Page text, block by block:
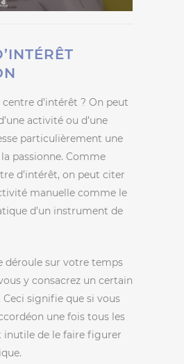
centre d’intérêt ? On peut
activité ou d’une
particulièrement une
passionne. Comme
d’intérêt, on peut citer
manuelle comme le
d’un instrument de
déroule sur votre temps
y consacrez un certain
signifie que si vous
une fois tous les
inutile de le faire figurer